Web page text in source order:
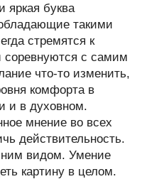
буква
такими
стремятся к
соревнуются с самим
что-то изменить,
комфорта в
и в духовном.
мнение во всех
действительность.
видом. Умение
картину в целом.